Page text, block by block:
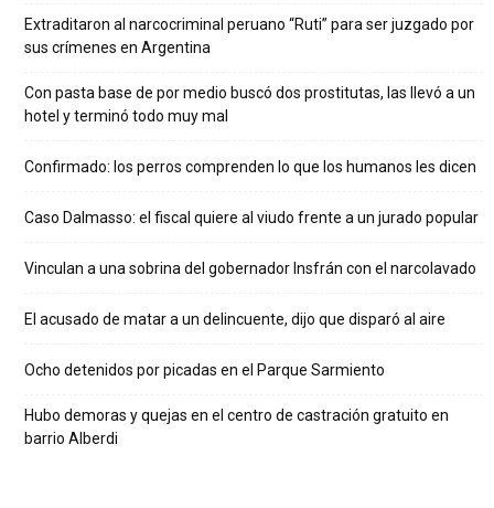
Extraditaron al narcocriminal peruano “Ruti” para ser juzgado por
sus crímenes en Argentina
Con pasta base de por medio buscó dos prostitutas, las llevó a un
hotel y terminó todo muy mal
Confirmado: los perros comprenden lo que los humanos les dicen
Caso Dalmasso: el fiscal quiere al viudo frente a un jurado popular
Vinculan a una sobrina del gobernador Insfrán con el narcolavado
El acusado de matar a un delincuente, dijo que disparó al aire
Ocho detenidos por picadas en el Parque Sarmiento
Hubo demoras y quejas en el centro de castración gratuito en
barrio Alberdi